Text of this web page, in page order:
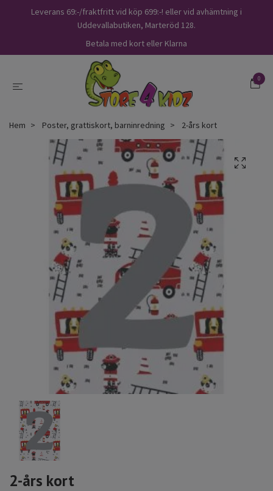
Leverans 69:-/fraktfritt vid köp 699:-! eller vid avhämtning i
Uddevallabutiken, Marteröd 128.
Betala med kort eller Klarna
0
Hem Poster, grattiskort, barninredning 2-års kort
2-års kort